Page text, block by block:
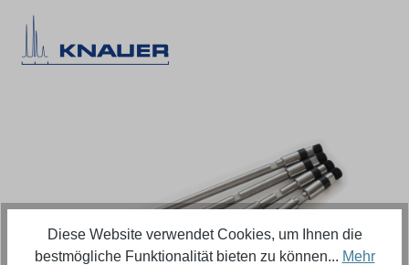
Diese Website verwendet Cookies, um Ihnen die
bestmögliche Funktionalität bieten zu können... Mehr